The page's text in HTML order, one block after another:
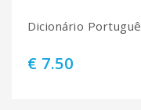
Dicionário
€ 7.50